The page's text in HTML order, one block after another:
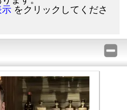
示 をクリックしてくださ